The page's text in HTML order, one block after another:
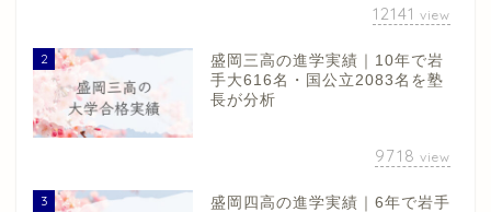
12141 view
2
盛岡三高の進学実績｜10年で岩
手大616名・国公立2083名を塾
長が分析
9718 view
3
盛岡四高の進学実績｜6年で岩手